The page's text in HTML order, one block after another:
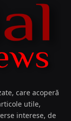
care acoperă
utile,
interese, de